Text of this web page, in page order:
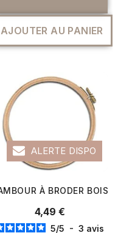
AJOUTER AU PANIER
- DISTRIFIL
ALERTE DISPO
À BRODER BOIS
4,49 €
5/5 - 3 avis